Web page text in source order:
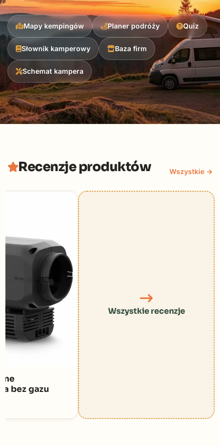
Mapy kempingów Planer podróży Quiz
Słownik kamperowy Baza firm
Schemat kampera
Recenzje produktów Wszystkie →
bez gazu
Wszystkie recenzje